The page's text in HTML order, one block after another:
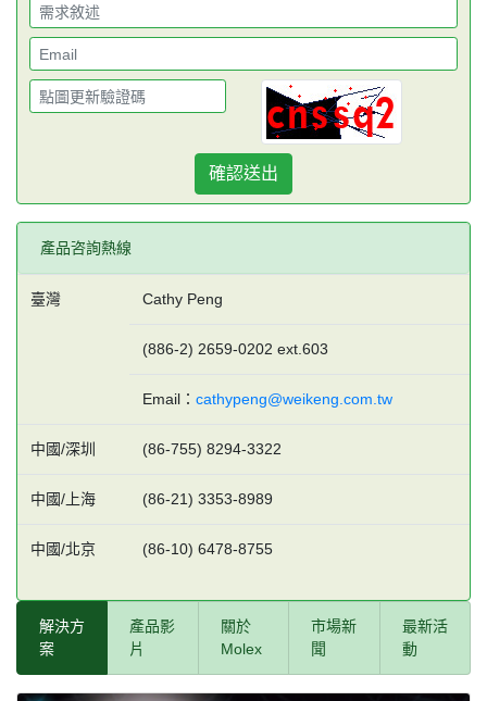
確認送出
產品咨詢熱線
臺灣 Cathy Peng
(886-2) 2659-0202 ext.603
Email： cathypeng@weikeng.com.tw
中國/深圳 (86-755) 8294-3322
中國/上海 (86-21) 3353-8989
中國/北京 (86-10) 6478-8755
解決方
案
產品影
片
關於
Molex
市場新
聞
最新活
動